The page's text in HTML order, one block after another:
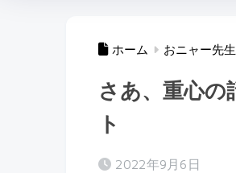
ホーム おニャー先
さあ、重心の
ト
2022年9月6日